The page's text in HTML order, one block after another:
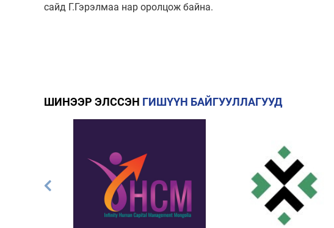
сайд Г.Гэрэлмаа нар оролцож байна.
ШИНЭЭР ЭЛССЭН ГИШҮҮН БАЙГУУЛЛАГУУД